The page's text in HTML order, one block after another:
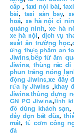
cấp, taxi nội bài,
bài,taxi sân bay,
hoá, xe hà nội đi
quảng ninh,xe hà
xe hà nội,dịch vụ
suất ăn trường học,
ứng thực phẩm an
Jiwins,bếp từ âm
Jiwins,thùng rác di
phun tráng nóng
động Jiwins,xe đẩy
rửa ly Jiwins ,khay
Jiwins,thùng đựng
GN PC Jiwins,linh
đồ dùng khách sạn,
đẩy dọn bát đũa,
mát,tủ cơm công
đá